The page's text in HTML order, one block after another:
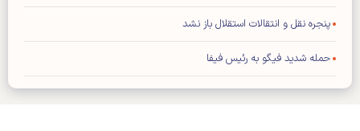
پنجره نقل و انتقالات استقلال باز نشد
حمله شدید فیگو به رئیس فیفا
توافق عالیشاه با گل گهر سیرجان